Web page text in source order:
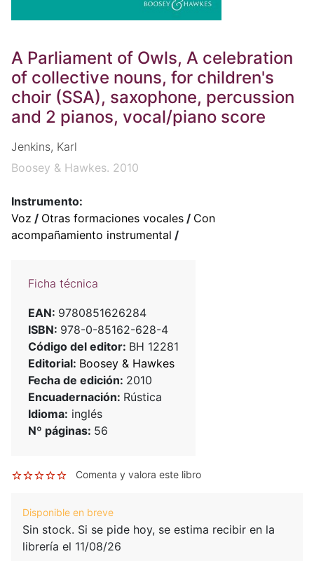
A Parliament of Owls, A celebration
of collective nouns, for children's
choir (SSA), saxophone, percussion
and 2 pianos, vocal/piano score
Jenkins, Karl
Boosey & Hawkes. 2010
Instrumento:
Voz / Otras formaciones vocales / Con
acompañamiento instrumental /
Ficha técnica
EAN: 9780851626284
ISBN: 978-0-85162-628-4
Código del editor: BH 12281
Editorial: Boosey & Hawkes
Fecha de edición: 2010
Encuadernación: Rústica
Idioma: inglés
Nº páginas: 56
Comenta y valora este libro
Disponible en breve
Sin stock. Si se pide hoy, se estima recibir en la
librería el 11/08/26